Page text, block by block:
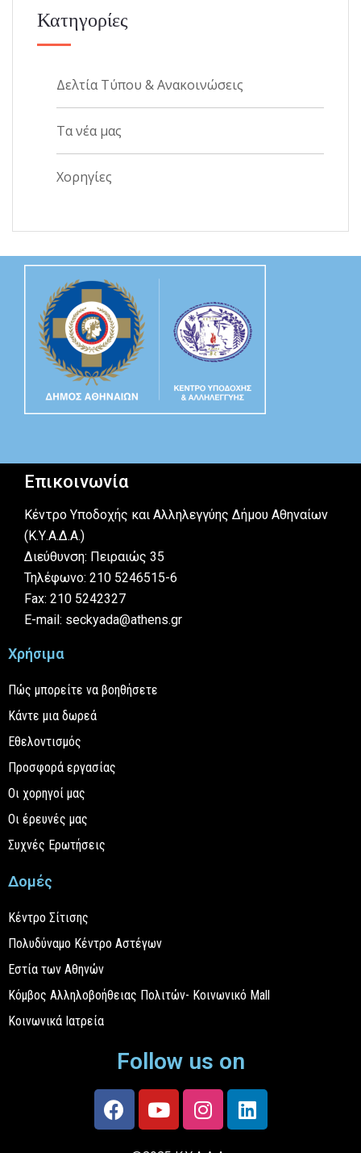
Κατηγορίες
Δελτία Τύπου & Ανακοινώσεις
Τα νέα μας
Χορηγίες
Επικοινωνία
Κέντρο Υποδοχής και Αλληλεγγύης Δήμου Αθηναίων
(Κ.Υ.Α.Δ.Α.)
Διεύθυνση: Πειραιώς 35
Τηλέφωνο: 210 5246515-6
Fax: 210 5242327
E-mail: seckyada@athens.gr
Χρήσιμα
Πώς μπορείτε να βοηθήσετε
Κάντε μια δωρεά
Εθελοντισμός
Προσφορά εργασίας
Οι χορηγοί μας
Οι έρευνές μας
Συχνές Ερωτήσεις
Δομές
Κέντρο Σίτισης
Πολυδύναμο Κέντρο Αστέγων
Εστία των Αθηνών
Κόμβος Αλληλοβοήθειας Πολιτών- Κοινωνικό Mall
Κοινωνικά Ιατρεία
Follow us on